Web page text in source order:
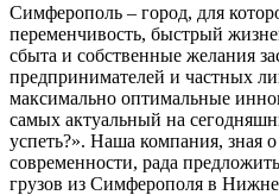
Симферополь – город, для
переменчивость, быстрый
сбыта и собственные желания
предпринимателей и частных
максимально оптимальные
самых актуальный на
успеть?». Наша компания, зная
современности, рада
грузов из Симферополя в